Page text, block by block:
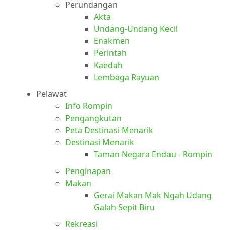
Perundangan
Akta
Undang-Undang Kecil
Enakmen
Perintah
Kaedah
Lembaga Rayuan
Pelawat
Info Rompin
Pengangkutan
Peta Destinasi Menarik
Destinasi Menarik
Taman Negara Endau - Rompin
Penginapan
Makan
Gerai Makan Mak Ngah Udang
Galah Sepit Biru
Rekreasi